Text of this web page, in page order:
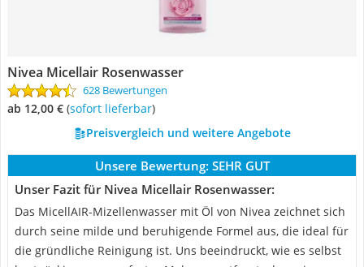
Nivea Micellair Rosenwasser
628 Bewertungen
ab 12,00 € ( Sofort lieferbar)
Preisvergleich und weitere Angebote
Unsere Bewertung: SEHR GUT
Unser Fazit für Nivea Micellair Rosenwasser:
Das MicellAIR-Mizellenwasser mit Öl von Nivea zeichnet sich
durch seine milde und beruhigende Formel aus, die ideal für
die gründliche Reinigung ist. Uns beeindruckt, wie es selbst